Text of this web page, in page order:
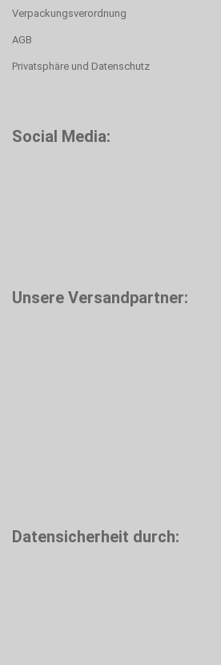
Verpackungsverordnung
AGB
Privatsphäre und Datenschutz
Social Media:
Unsere Versandpartner:
Datensicherheit durch: